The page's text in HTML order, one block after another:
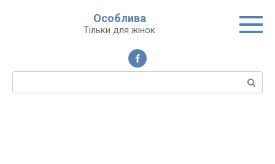
Особлива
Тільки для жінок
Пошук: